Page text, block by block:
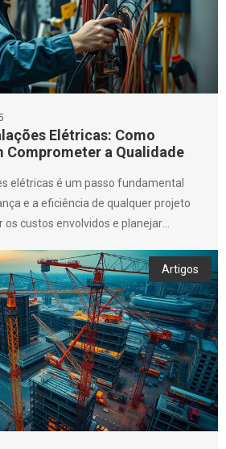
Elétricas: Como
Comprometer a Qualidade
elétricas é um passo fundamental
e a eficiência de qualquer projeto
os custos envolvidos e planejar
Artigos